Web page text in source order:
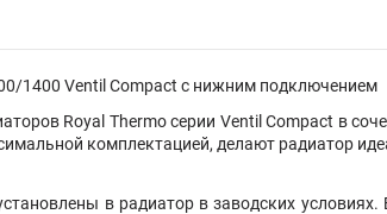
1400 Ventil Compact с нижним подключением
Royal Thermo серии Ventil Compact в
комплектацией, делают радиатор
в радиатор в заводских